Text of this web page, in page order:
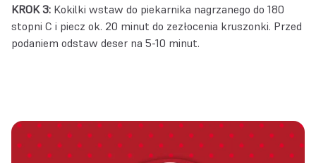
KROK 3: Kokilki wstaw do piekarnika nagrzanego do 180
stopni C i piecz ok. 20 minut do zezłocenia kruszonki. Przed
podaniem odstaw deser na 5-10 minut.